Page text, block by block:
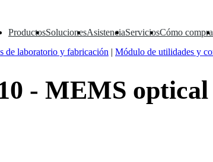
Productos
▼ Soluciones
▼ Asistencia
▼ Servicios
▼ Cómo
▼
de laboratorio y fabricación | Módulo de utilidades y
- MEMS